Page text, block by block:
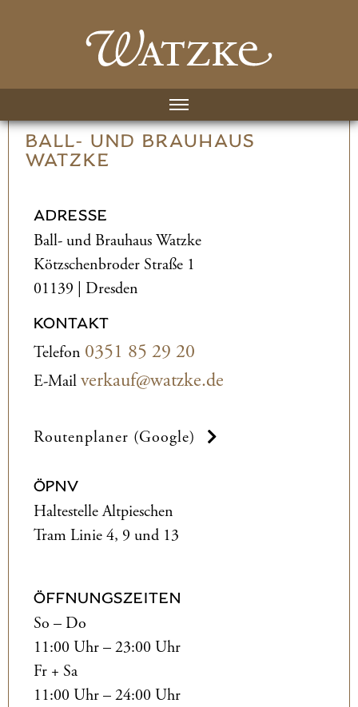
BALL- UND­ BRAUHAUS
WATZKE
ADRESSE
Ball- und­ Brauhaus Watzke
Kötzschenbroder Straße 1
01139 | Dresden
KONTAKT
Telefon 0351 85 29 20
E-Mailverkauf@watzke.de
Routenplaner (Google)
ÖPNV
Haltestelle Altpieschen
Tram Linie 4, 9 und 13
ÖFFNUNGSZEITEN
So – Do
11:00 Uhr – 23:00 Uhr
Fr + Sa
11:00 Uhr – 24:00 Uhr